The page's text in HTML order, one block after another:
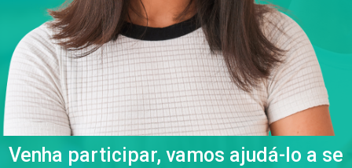
Venha participar, vamos ajudá-lo a se